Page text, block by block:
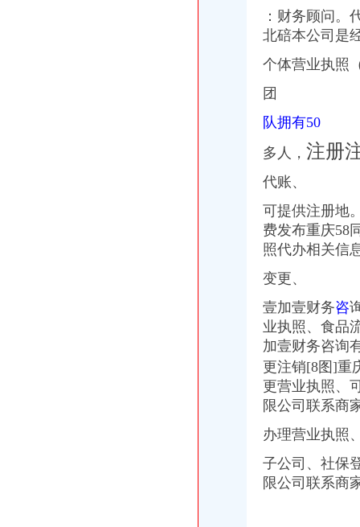
重庆沙坪坝办理营业执照所需要的资料是什么？-爱问知识人
建材市场设便民服务点可投诉可代办执照|沙坪坝|沙坪坝区_凤凰资讯
沙坪坝：设工商便民服务网络可接投诉可代办执照-搜狐滚动
在重庆市沙坪坝区办理工商营业执照需要办理房屋租赁登记证吗？_百
沙坪坝区曾家镇在什么地方办理营业执照？没有找到工商所_搜问问
：财务顾问。
北碚本公司是
个体营业执照
团
队拥有50
多人， 注册
代账、
可提供注册地
费发布重庆58
照代办相关信
变更、
壹加壹财务咨
业执照、食品
加壹财务咨询
更注销[8图]重
更营业执照、
限公司联系商
办理营业执照
子公司、社保
限公司联系商